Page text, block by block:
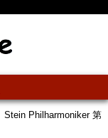
Stein Philharmoniker 第